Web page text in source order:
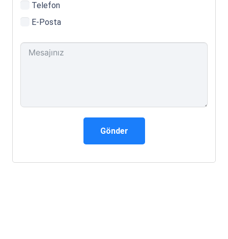
Telefon
E-Posta
Gönder